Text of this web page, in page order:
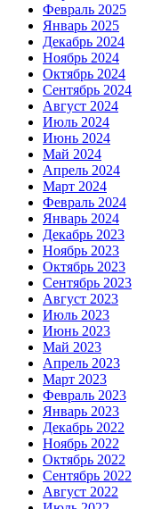
Февраль 2025
Январь 2025
Декабрь 2024
Ноябрь 2024
Октябрь 2024
Сентябрь 2024
Август 2024
Июль 2024
Июнь 2024
Май 2024
Апрель 2024
Март 2024
Февраль 2024
Январь 2024
Декабрь 2023
Ноябрь 2023
Октябрь 2023
Сентябрь 2023
Август 2023
Июль 2023
Июнь 2023
Май 2023
Апрель 2023
Март 2023
Февраль 2023
Январь 2023
Декабрь 2022
Ноябрь 2022
Октябрь 2022
Сентябрь 2022
Август 2022